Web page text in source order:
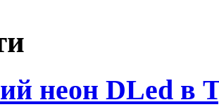
неон DLed в